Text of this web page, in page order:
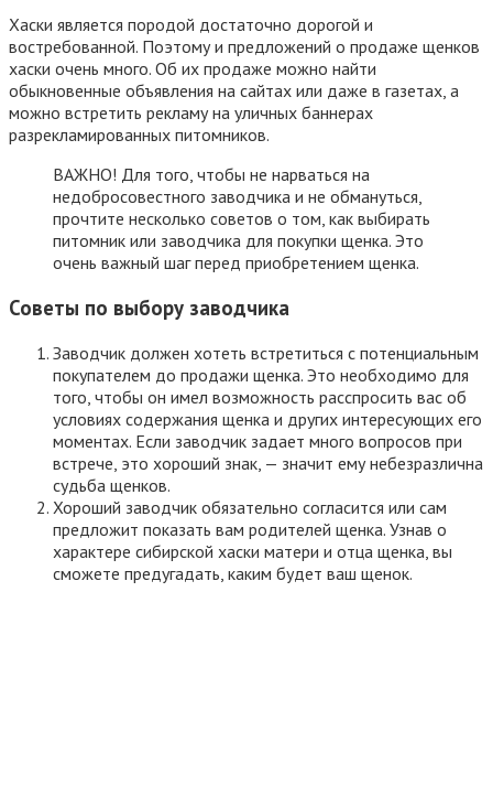
Хаски является породой достаточно дорогой и
востребованной. Поэтому и предложений о продаже щенков
хаски очень много. Об их продаже можно найти
обыкновенные объявления на сайтах или даже в газетах, а
можно встретить рекламу на уличных баннерах
разрекламированных питомников.
ВАЖНО! Для того, чтобы не нарваться на
недобросовестного заводчика и не обмануться,
прочтите несколько советов о том, как выбирать
питомник или заводчика для покупки щенка. Это
очень важный шаг перед приобретением щенка.
Советы по выбору заводчика
Заводчик должен хотеть встретиться с потенциальным
покупателем до продажи щенка. Это необходимо для
того, чтобы он имел возможность расспросить вас об
условиях содержания щенка и других интересующих его
моментах. Если заводчик задает много вопросов при
встрече, это хороший знак, — значит ему небезразлична
судьба щенков.
Хороший заводчик обязательно согласится или сам
предложит показать вам родителей щенка. Узнав о
характере сибирской хаски матери и отца щенка, вы
сможете предугадать, каким будет ваш щенок.